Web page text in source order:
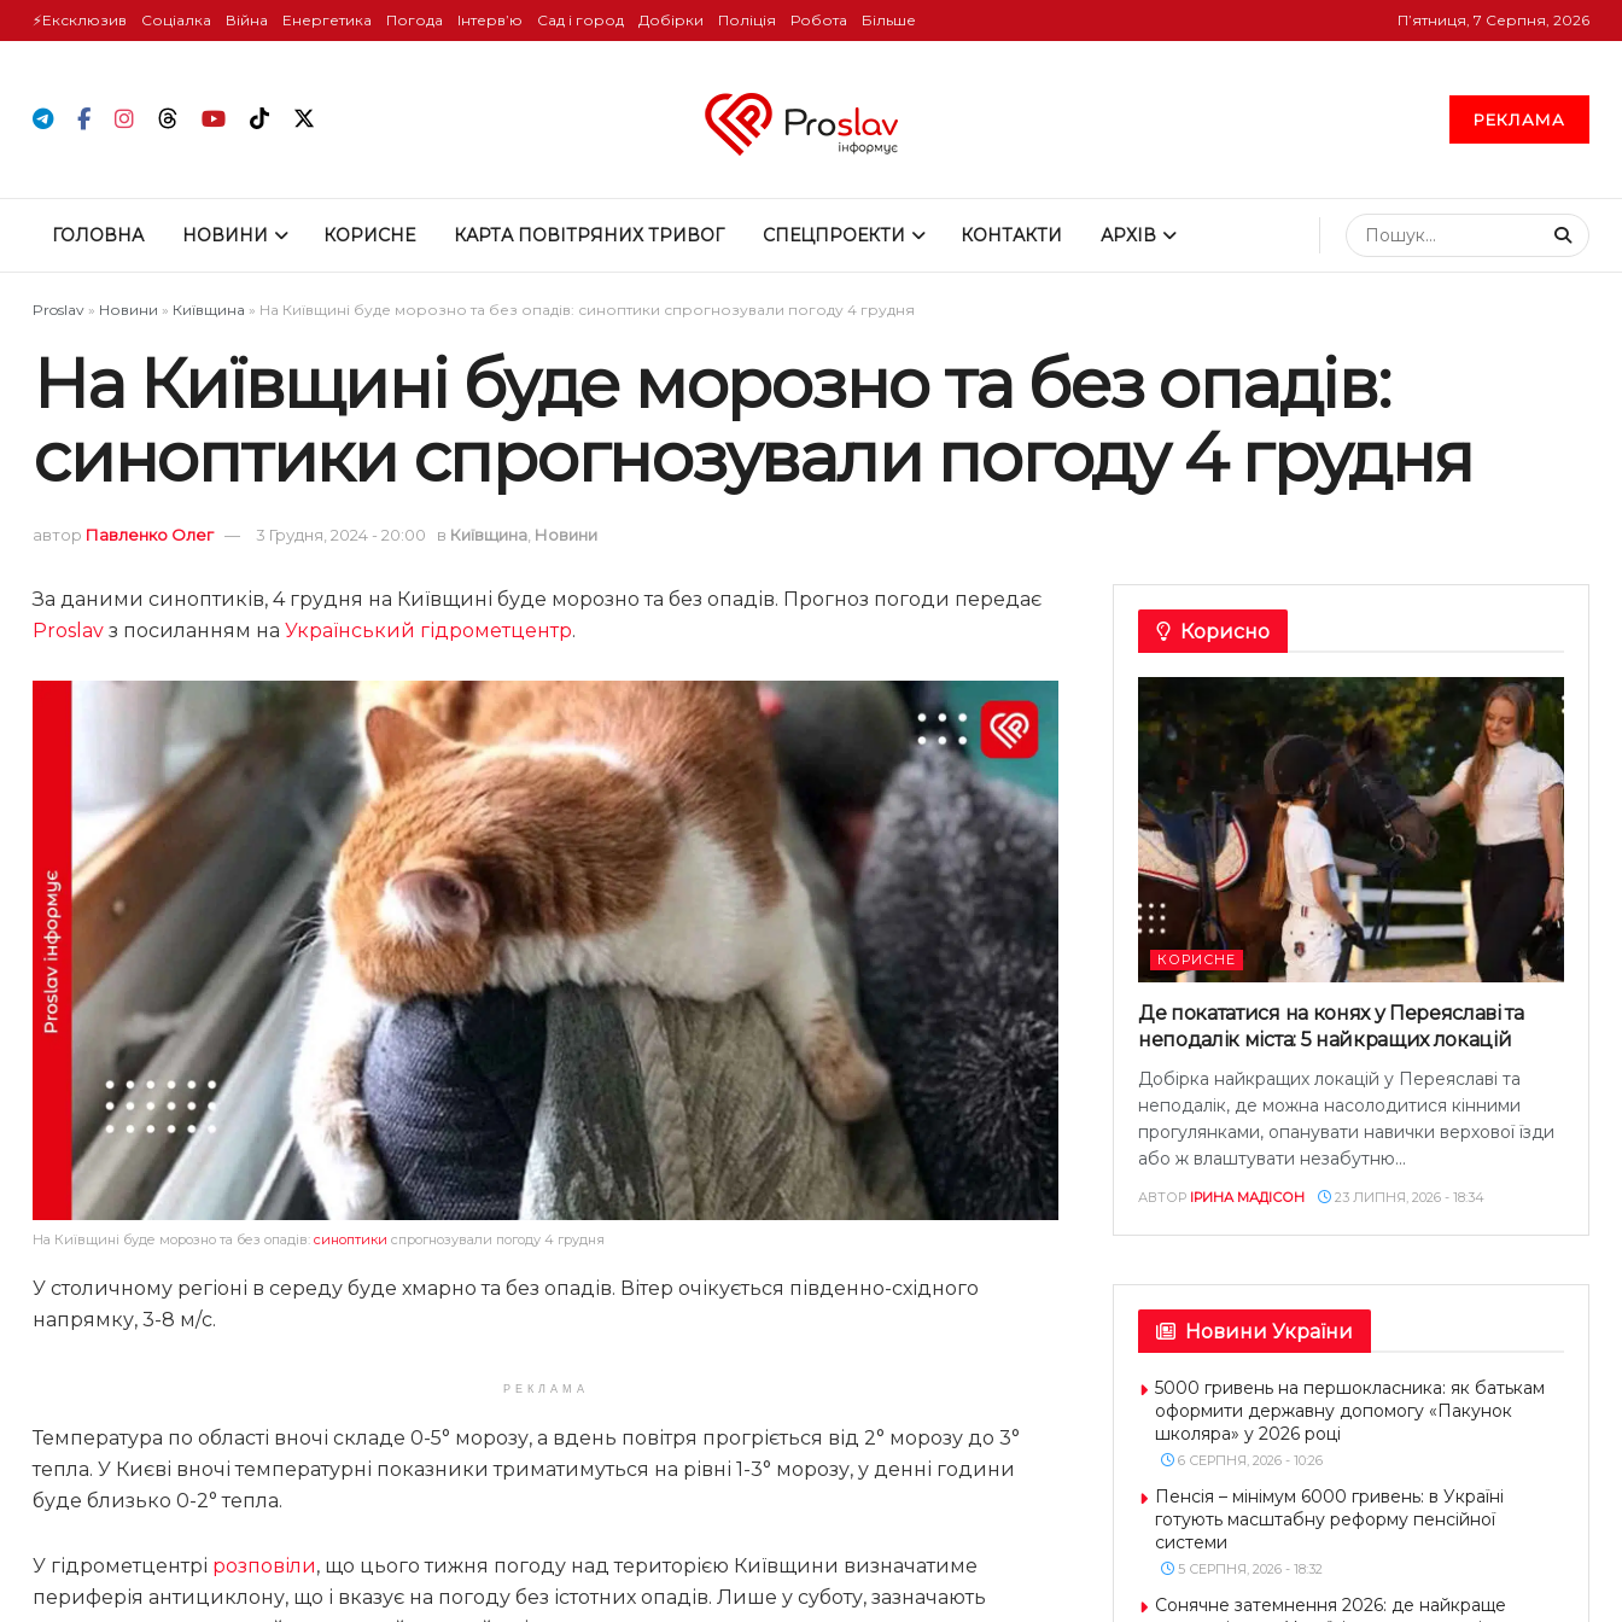
⚡️Ексклюзив Соціалка Війна Енергетика Погода Інтервʼю Сад і город Добірки Поліція Робота Більше П’ятниця, 7 Серпня, 2026
РЕКЛАМА
ГОЛОВНА НОВИНИ КОРИСНЕ КАРТА ПОВІТРЯНИХ ТРИВОГ СПЕЦПРОЕКТИ КОНТАКТИ АРХІВ
Proslav » Новини » Київщина » На Київщині буде морозно та без опадів: синоптики спрогнозували погоду 4 грудня
На Київщині буде морозно та без опадів:
синоптики спрогнозували погоду 4 грудня
автор Павленко Олег 3 Грудня, 2024 - 20:00 в Київщина, Новини
За даними синоптиків, 4 грудня на Київщині буде морозно та без опадів. Прогноз погоди передає
Proslav з посиланням на Український гідрометцентр.
На Київщині буде морозно та без опадів: синоптики спрогнозували погоду 4 грудня
У столичному регіоні в середу буде хмарно та без опадів. Вітер очікується південно-східного
напрямку, 3-8 м/с.
РЕКЛАМА
Температура по області вночі складе 0-5° морозу, а вдень повітря прогріється від 2° морозу до 3°
тепла. У Києві вночі температурні показники триматимуться на рівні 1-3° морозу, у денні години
буде близько 0-2° тепла.
У гідрометцентрі розповіли, що цього тижня погоду над територією Київщини визначатиме
периферія антициклону, що і вказує на погоду без істотних опадів. Лише у суботу, зазначають
Корисно
КОРИСНЕ
Де покататися на конях у Переяславі та
неподалік міста: 5 найкращих локацій
Добірка найкращих локацій у Переяславі та
неподалік, де можна насолодитися кінними
прогулянками, опанувати навички верхової їзди
або ж влаштувати незабутню...
АВТОР ІРИНА МАДІСОН 23 ЛИПНЯ, 2026 - 18:34
Новини України
5000 гривень на першокласника: як батькам
оформити державну допомогу «Пакунок
школяра» у 2026 році
6 СЕРПНЯ, 2026 - 10:26
Пенсія – мінімум 6000 гривень: в Україні
готують масштабну реформу пенсійної
системи
5 СЕРПНЯ, 2026 - 18:32
Сонячне затемнення 2026: де найкраще